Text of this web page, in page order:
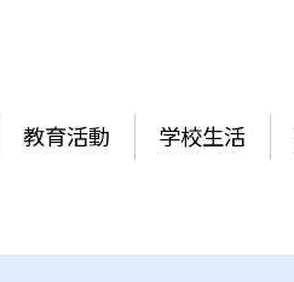
教育活動 学校生活